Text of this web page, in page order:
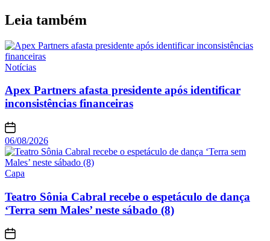
Leia também
Notícias
Apex Partners afasta presidente após identificar
inconsistências financeiras
06/08/2026
Capa
Teatro Sônia Cabral recebe o espetáculo de dança
‘Terra sem Males’ neste sábado (8)